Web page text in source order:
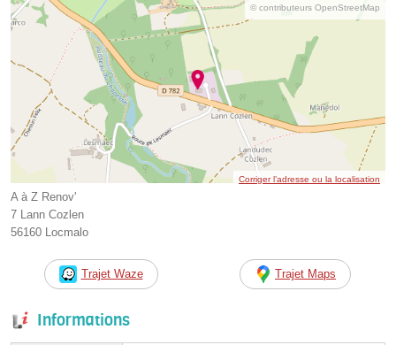
© contributeurs OpenStreetMap
Corriger l’adresse ou la localisation
A à Z Renov'
7 Lann Cozlen
56160 Locmalo
Trajet Waze Trajet Maps
Informations